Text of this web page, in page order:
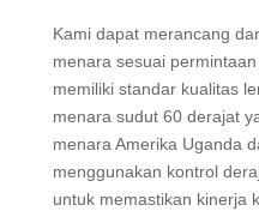
Kami dapat merancang
menara sesuai
memiliki standar kualitas
menara sudut 60 derajat
menara Amerika Uganda
menggunakan kontrol
untuk memastikan kinerja